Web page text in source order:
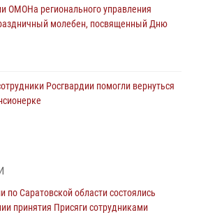
ОМОНа регионального управления
молебен, посвященный Дню
Росгвардии помогли вернуться
и вручения ключей от новых
лицензионно-разрешительной
контроля.
по Саратовской области состоялись
принятия Присяги сотрудниками